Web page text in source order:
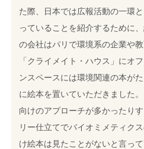
た際、日本では広報活動の一環
っていることを紹介するために
の会社はパリで環境系の企業や
「クライメイト・ハウス」にオ
ンスペースには環境関連の本が
に絵本を置いていただきました。
向けのアプローチが多かったり
リー仕立てでバイオミメティク
け絵本は見たことがないと言っ